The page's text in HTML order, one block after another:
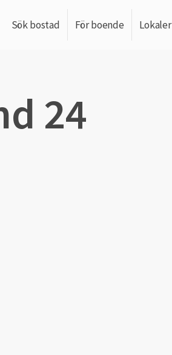
Sök bostad För boende Lokaler
24